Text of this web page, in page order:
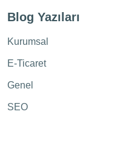
Blog Yazıları
Kurumsal
E-Ticaret
Genel
SEO